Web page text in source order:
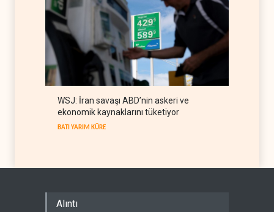
WSJ: İran savaşı ABD’nin askeri ve
ekonomik kaynaklarını tüketiyor
BATI YARIM KÜRE
Alıntı